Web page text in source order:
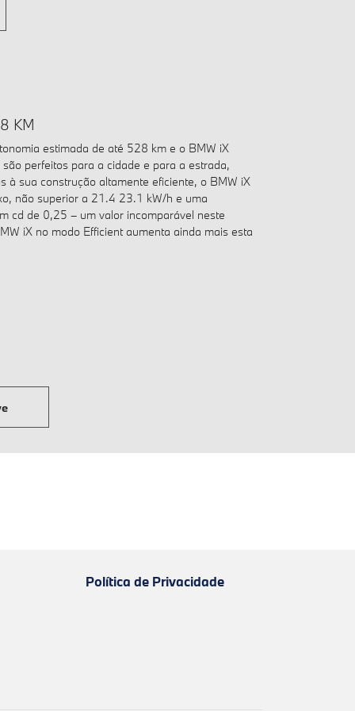
KM
estimada de até 528 km e o BMW iX
perfeitos para a cidade e para a estrada,
à sua construção altamente eficiente, o BMW iX
não superior a 21.4 23.1 kW/h e uma
cd de 0,25 – um valor incomparável neste
iX no modo Efficient aumenta ainda mais esta
Política de Privacidade